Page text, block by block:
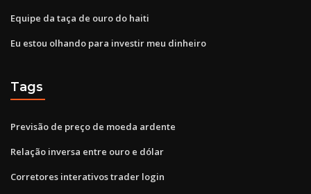
Equipe da taça de ouro do haiti
Eu estou olhando para investir meu dinheiro
Tags
Previsão de preço de moeda ardente
Relação inversa entre ouro e dólar
Corretores interativos trader login